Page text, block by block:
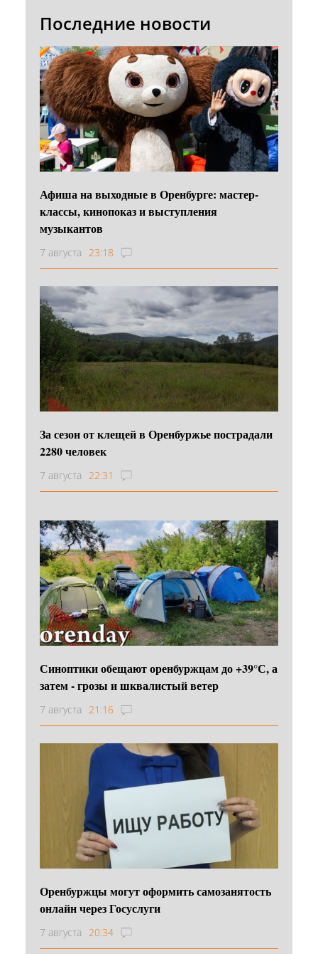
Последние новости
Афиша на выходные в Оренбурге: мастер-
классы, кинопоказ и выступления
музыкантов
7 августа 23:18
За сезон от клещей в Оренбуржье пострадали
2280 человек
7 августа 22:31
Синоптики обещают оренбуржцам до +39°С, а
затем - грозы и шквалистый ветер
7 августа 21:16
Оренбуржцы могут оформить самозанятость
онлайн через Госуслуги
7 августа 20:34